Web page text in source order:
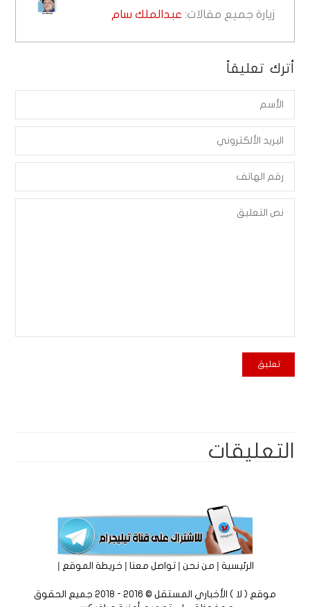
زيارة جميع مقالات: عبدالملك سام
أترك تعليقاً
التعليقات
الرئيسية|من نحن|تواصل معنا|خريطة الموقع |
موقع ( لا ) الأخباري المستقل © 2016 - 2018 جميع الحقوق